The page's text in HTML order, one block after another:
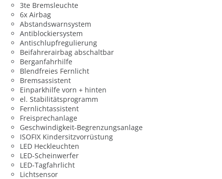
3te Bremsleuchte
6x Airbag
Abstandswarnsystem
Antiblockiersystem
Antischlupfregulierung
Beifahrerairbag abschaltbar
Berganfahrhilfe
Blendfreies Fernlicht
Bremsassistent
Einparkhilfe vorn + hinten
el. Stabilitätsprogramm
Fernlichtassistent
Freisprechanlage
Geschwindigkeit-Begrenzungsanlage
ISOFIX Kindersitzvorrüstung
LED Heckleuchten
LED-Scheinwerfer
LED-Tagfahrlicht
Lichtsensor